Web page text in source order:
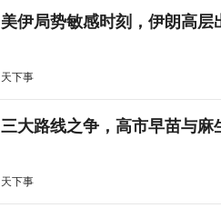
美伊局势敏感时刻，伊朗高层
天下事
三大路线之争，高市早苗与麻
天下事